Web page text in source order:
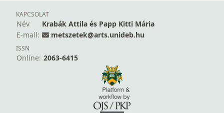
KAPCSOLAT
Név
Krabák Attila és Papp Kitti Mária
E-mail:
metszetek@arts.unideb.hu
ISSN
Online: 2063-6415